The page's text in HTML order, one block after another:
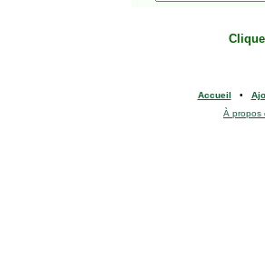
Accueil •
À propos